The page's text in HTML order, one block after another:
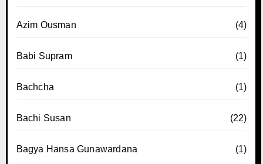
Azim Ousman (4)
Babi Supram (1)
Bachcha (1)
Bachi Susan (22)
Bagya Hansa Gunawardana (1)